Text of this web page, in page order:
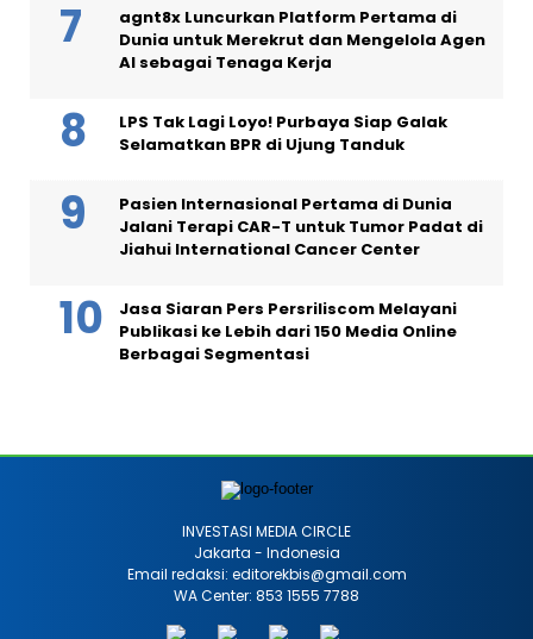
agnt8x Luncurkan Platform Pertama di
Dunia untuk Merekrut dan Mengelola Agen
AI sebagai Tenaga Kerja
LPS Tak Lagi Loyo! Purbaya Siap Galak
Selamatkan BPR di Ujung Tanduk
Pasien Internasional Pertama di Dunia
Jalani Terapi CAR-T untuk Tumor Padat di
Jiahui International Cancer Center
Jasa Siaran Pers Persriliscom Melayani
Publikasi ke Lebih dari 150 Media Online
Berbagai Segmentasi
INVESTASI MEDIA CIRCLE
Jakarta - Indonesia
Email redaksi: editorekbis@gmail.com
WA Center: 853 1555 7788